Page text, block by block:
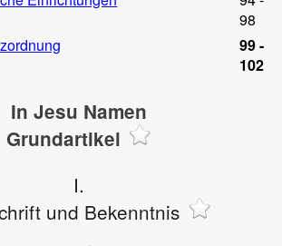
98
99 -
102
In Jesu Namen
Grundartikel
I.
und Bekenntnis